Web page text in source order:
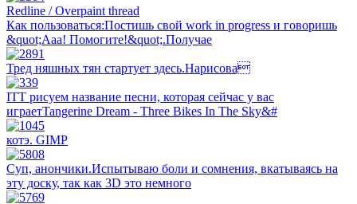
Redline / Overpaint thread
Как пользоваться:Постишь свой work in progress и говоришь
&quot;Ааа! Помогите!&quot;.Получае
Тред няшных тян стартует здесь.Нарисова
ITT рисуем название песни, которая сейчас у вас
играетTangerine Dream - Three Bikes In The Sky&#
котэ. GIMP
Суп, анончики.Испытываю боли и сомнения, вкатываясь на
эту доску, так как 3D это немного